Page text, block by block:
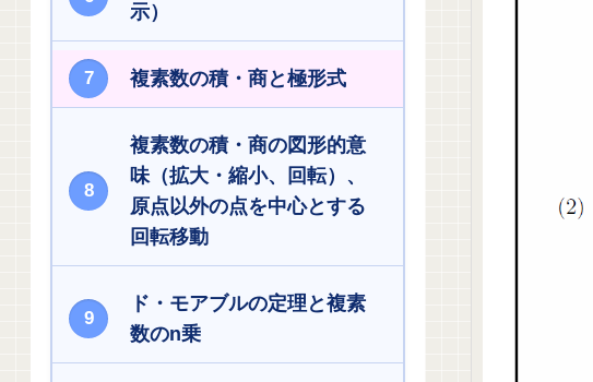
示）
複素数の積・商と極形式
複素数の積・商の図形的意
味（拡大・縮小、回転）、
原点以外の点を中心とする
回転移動
ド・モアブルの定理と複素
数のn乗